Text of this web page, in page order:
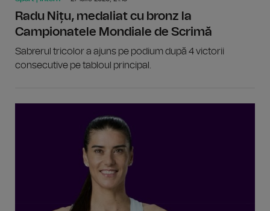
Radu Nițu, medaliat cu bronz la
Campionatele Mondiale de Scrimă
Sabrerul tricolor a ajuns pe podium după 4 victorii
consecutive pe tabloul principal.